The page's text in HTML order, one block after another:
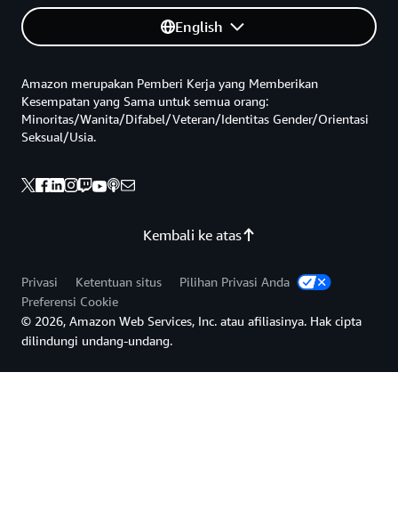
English
Kembali ke atas
Amazon merupakan Pemberi Kerja yang Memberikan
Kesempatan yang Sama untuk semua orang:
Minoritas/Wanita/Difabel/Veteran/Identitas Gender/Orientasi
Seksual/Usia.
Privasi Ketentuan situs
Pilihan Privasi Anda
Preferensi Cookie
© 2026, Amazon Web Services, Inc. atau afiliasinya. Hak cipta
dilindungi undang-undang.